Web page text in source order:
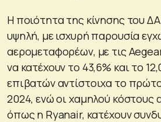
Η ποιότητα της κίνησης του
υψηλή, με ισχυρή παρουσία
αερομεταφορέων, με τις
να κατέχουν το 43,6% και το
επιβατών αντίστοιχα το
2024, ενώ οι χαμηλού κόστους
όπως η Ryanair, κατέχουν